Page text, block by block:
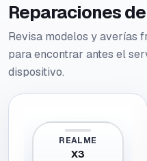
Reparaciones
Revisa modelos y averías
para encontrar antes el
dispositivo.
REALME
X3